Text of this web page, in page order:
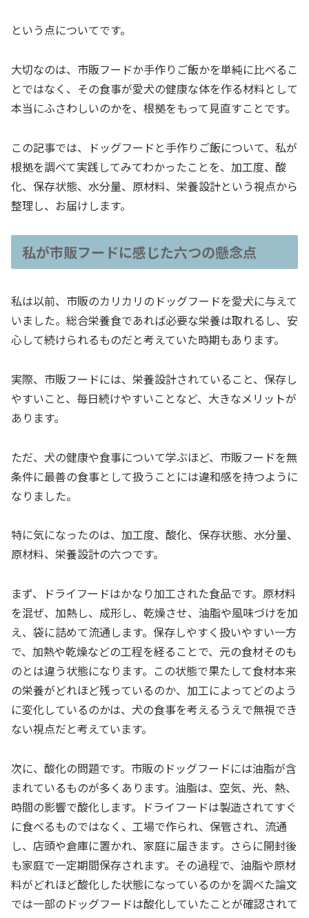
という点についてです。
大切なのは、市販フードか手作りご飯かを単純に比べるこ
とではなく、その食事が愛犬の健康な体を作る材料として
本当にふさわしいのかを、根拠をもって見直すことです。
この記事では、ドッグフードと手作りご飯について、私が
根拠を調べて実践してみてわかったことを、加工度、酸
化、保存状態、水分量、原材料、栄養設計という視点から
整理し、お届けします。
私が市販フードに感じた六つの懸念点
私は以前、市販のカリカリのドッグフードを愛犬に与えて
いました。総合栄養食であれば必要な栄養は取れるし、安
心して続けられるものだと考えていた時期もあります。
実際、市販フードには、栄養設計されていること、保存し
やすいこと、毎日続けやすいことなど、大きなメリットが
あります。
ただ、犬の健康や食事について学ぶほど、市販フードを無
条件に最善の食事として扱うことには違和感を持つように
なりました。
特に気になったのは、加工度、酸化、保存状態、水分量、
原材料、栄養設計の六つです。
まず、ドライフードはかなり加工された食品です。原材料
を混ぜ、加熱し、成形し、乾燥させ、油脂や風味づけを加
え、袋に詰めて流通します。保存しやすく扱いやすい一方
で、加熱や乾燥などの工程を経ることで、元の食材そのも
のとは違う状態になります。この状態で果たして食材本来
の栄養がどれほど残っているのか、加工によってどのよう
に変化しているのかは、犬の食事を考えるうえで無視でき
ない視点だと考えています。
次に、酸化の問題です。市販のドッグフードには油脂が含
まれているものが多くあります。油脂は、空気、光、熱、
時間の影響で酸化します。ドライフードは製造されてすぐ
に食べるものではなく、工場で作られ、保管され、流通
し、店頭や倉庫に置かれ、家庭に届きます。さらに開封後
も家庭で一定期間保存されます。その過程で、油脂や原材
料がどれほど酸化した状態になっているのかを調べた論文
では一部のドッグフードは酸化していたことが確認されて